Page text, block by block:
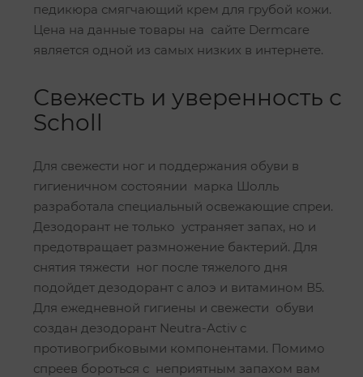
педикюра смягчающий крем для грубой кожи.
Цена на данные товары на сайте Dermcare
является одной из самых низких в интернете.
Свежесть и уверенность с
Scholl
Для свежести ног и поддержания обуви в
гигиеничном состоянии марка Шолль
разработала специальный освежающие спреи.
Дезодорант не только устраняет запах, но и
предотвращает размножение бактерий. Для
снятия тяжести ног после тяжелого дня
подойдет дезодорант с алоэ и витамином В5.
Для ежедневной гигиены и свежести обуви
создан дезодорант Neutra-Activ с
противогрибковыми компонентами. Помимо
спреев бороться с неприятным запахом вам